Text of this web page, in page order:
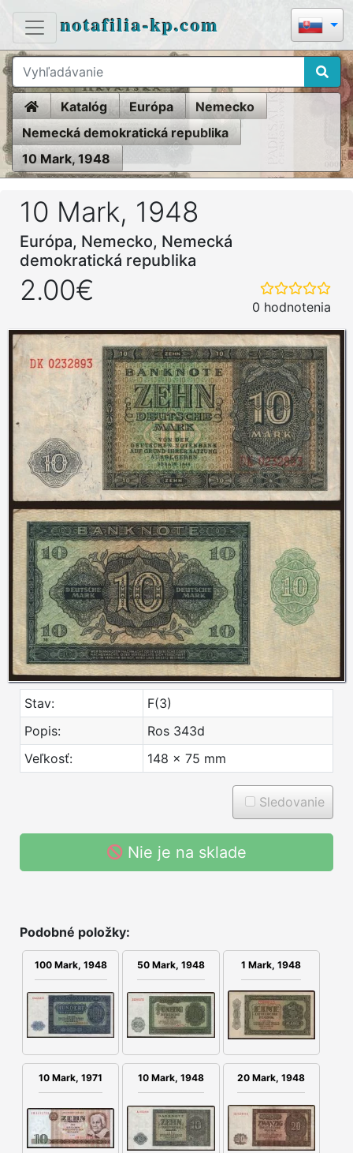
notafilia-kp.com
HomeKatalóg Európa
Nemecko
Nemecká demokratická republika
10 Mark, 1948
10 Mark, 1948
Európa, Nemecko, Nemecká
demokratická republika
2.00€
0 hodnotenia
Stav:
F(3)
Popis:
Ros 343d
Veľkosť:
148 x 75 mm
Sledovanie
Nie je na sklade
Podobné položky:
100 Mark, 1948 50 Mark, 1948 1 Mark, 1948
10 Mark, 1971 10 Mark, 1948 20 Mark, 1948